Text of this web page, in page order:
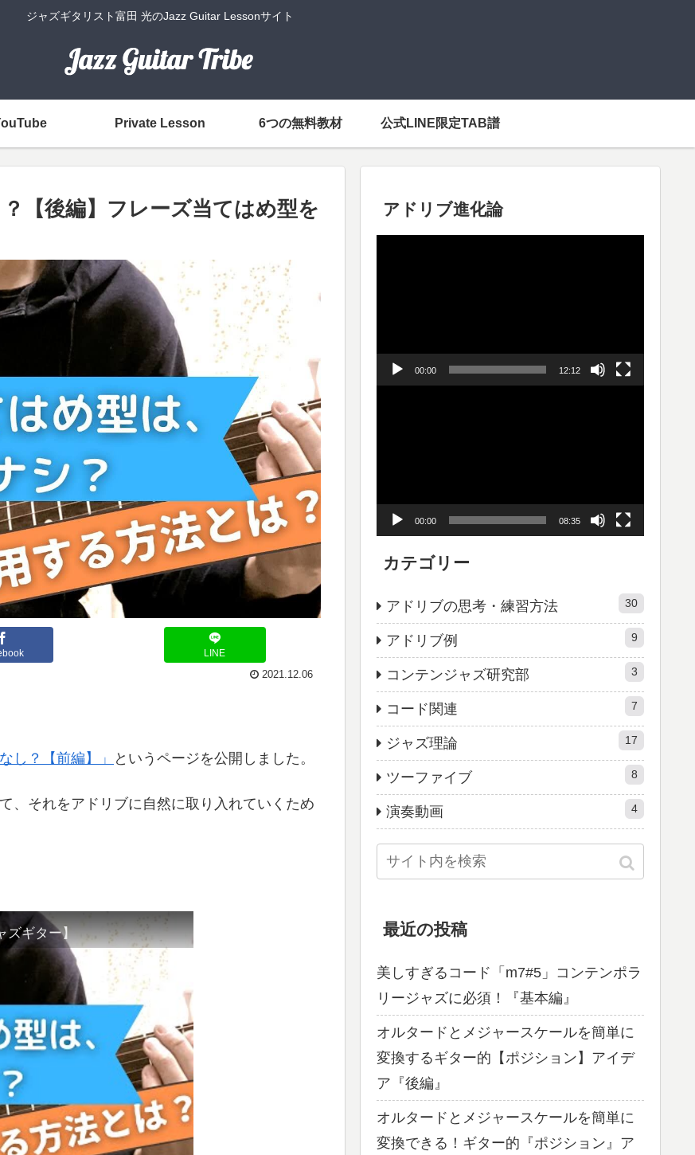
ジャズギタリスト富田 光のJazz Guitar Lessonサイト
Private Lesson 6つの無料教材 公式LINE限定TAB譜
【後編】フレーズ当てはめ型を
LINE
2021.12.06
し？【前編】」 というページを公開しました。
、それをアドリブに自然に取り入れていくため
ズギター】
アドリブ進化論
00:00 12:12
00:00 08:35
カテゴリー
アドリブの思考・練習方法 30
アドリブ例 9
コンテンジャズ研究部 3
コード関連 7
ジャズ理論 17
ツーファイブ 8
演奏動画 4
最近の投稿
美しすぎるコード「m7#5」コンテンポラ
リージャズに必須！『基本編』
オルタードとメジャースケールを簡単に
変換するギター的【ポジション】アイデ
ア『後編』
オルタードとメジャースケールを簡単に
変換できる！ギター的『ポジション』ア